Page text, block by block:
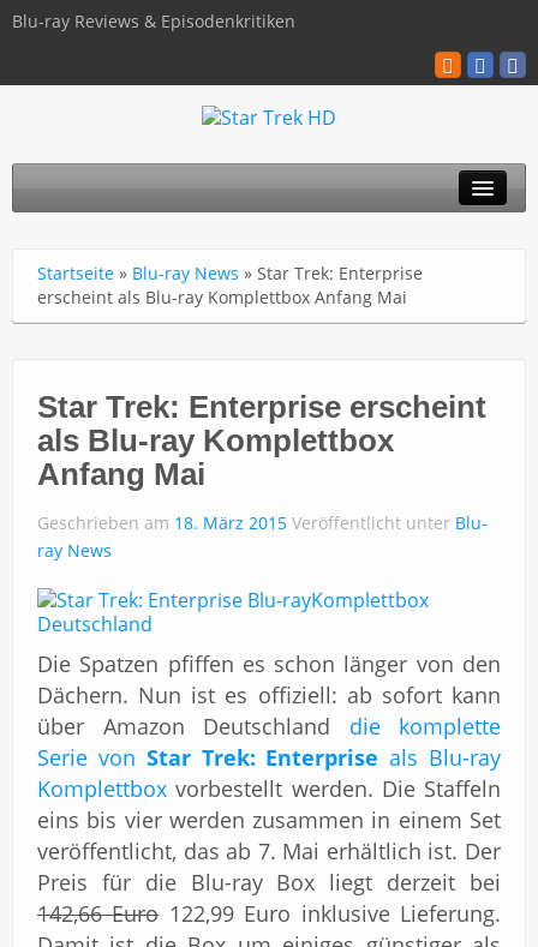
Blu-ray Reviews & Episodenkritiken
TNG
Kinofilme
Blu-ray / 4K
Über uns
Impressum
Startseite » Blu-ray News » Star Trek: Enterprise
erscheint als Blu-ray Komplettbox Anfang Mai
Star Trek: Enterprise erscheint
als Blu-ray Komplettbox
Anfang Mai
Geschrieben am 18. März 2015 Veröffentlicht unter Blu-
ray News
Die Spatzen pfiffen es schon länger von den
Dächern. Nun ist es offiziell: ab sofort kann
über Amazon Deutschland die komplette
Serie von Star Trek: Enterprise als Blu-ray
Komplettbox vorbestellt werden. Die Staffeln
eins bis vier werden zusammen in einem Set
veröffentlicht, das ab 7. Mai erhältlich ist. Der
Preis für die Blu-ray Box liegt derzeit bei
142,66 Euro122,99 Euro inklusive Lieferung.